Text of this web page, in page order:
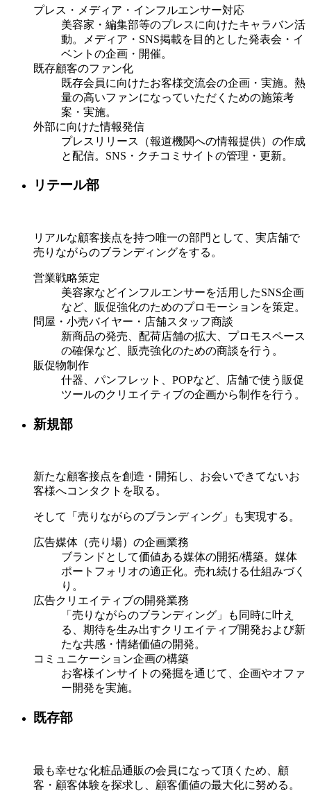
プレス・メディア・インフルエンサー対応
美容家・編集部等のプレスに向けたキャラバン活
動。メディア・SNS掲載を目的とした発表会・イ
ベントの企画・開催。
既存顧客のファン化
既存会員に向けたお客様交流会の企画・実施。熱
量の高いファンになっていただくための施策考
案・実施。
外部に向けた情報発信
プレスリリース（報道機関への情報提供）の作成
と配信。SNS・クチコミサイトの管理・更新。
リテール部
リアルな顧客接点を持つ唯一の部門として、実店舗で
売りながらのブランディングをする。
営業戦略策定
美容家などインフルエンサーを活用したSNS企画
など、販促強化のためのプロモーションを策定。
問屋・小売バイヤー・店舗スタッフ商談
新商品の発売、配荷店舗の拡大、プロモスペース
の確保など、販売強化のための商談を行う。
販促物制作
什器、パンフレット、POPなど、店舗で使う販促
ツールのクリエイティブの企画から制作を行う。
新規部
新たな顧客接点を創造・開拓し、お会いできてないお
客様へコンタクトを取る。
そして「売りながらのブランディング」も実現する。
広告媒体（売り場）の企画業務
ブランドとして価値ある媒体の開拓/構築。媒体
ポートフォリオの適正化。売れ続ける仕組みづく
り。
広告クリエイティブの開発業務
「売りながらのブランディング」も同時に叶え
る、期待を生み出すクリエイティブ開発および新
たな共感・情緒価値の開発。
コミュニケーション企画の構築
お客様インサイトの発掘を通じて、企画やオファ
ー開発を実施。
既存部
最も幸せな化粧品通販の会員になって頂くため、顧
客・顧客体験を探求し、顧客価値の最大化に努める。